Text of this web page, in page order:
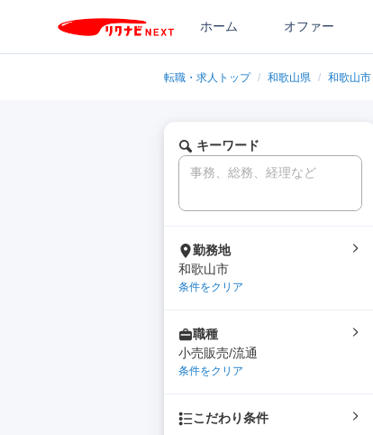
ホーム オファー
転職・求人トップ / 和歌山県 / 和歌山市
キーワード
勤務地
和歌山市
条件をクリア
職種
小売販売/流通
条件をクリア
こだわり条件